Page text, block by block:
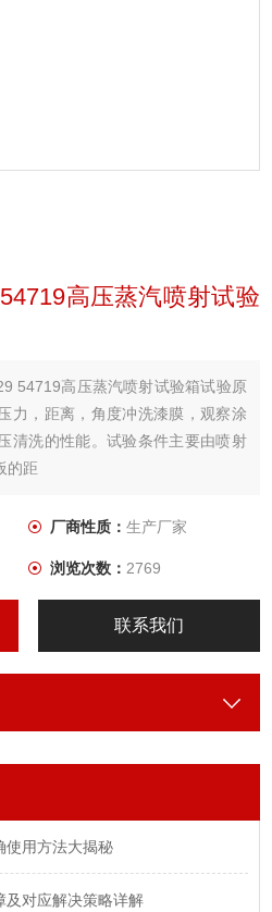
高压蒸汽喷射试验
54719高压蒸汽喷射试验箱试验原
力，距离，角度冲洗漆膜，观察涂
清洗的性能。试验条件主要由喷射
的距
厂商性质： 生产厂家
浏览次数： 2769
联系我们
使用方法大揭秘
及对应解决策略详解